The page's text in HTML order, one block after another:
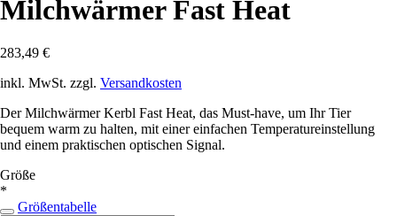
Milchwärmer Fast Heat
283,49 €
inkl. MwSt. zzgl. Versandkosten
Der Milchwärmer Kerbl Fast Heat, das Must-have, um Ihr Tier
bequem warm zu halten, mit einer einfachen Temperatureinstellung
und einem praktischen optischen Signal.
Größe
*
Größentabelle